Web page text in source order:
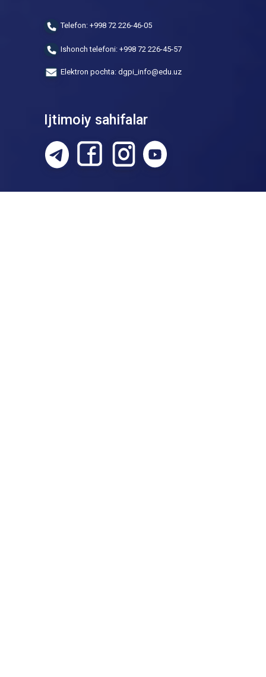
Telefon: +998 72 226-46-05
Ishonch telefoni: +998 72 226-45-57
Elektron pochta: dgpi_info@edu.uz
Ijtimoiy sahifalar